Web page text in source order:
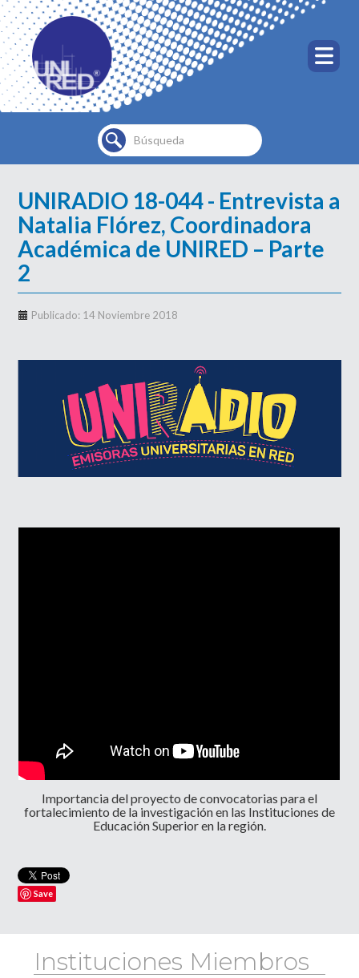
Buscar...
UNIRADIO 18-044 - Entrevista a
Natalia Flórez, Coordinadora
Académica de UNIRED – Parte
2
Publicado: 14 Noviembre 2018
Importancia del proyecto de convocatorias para el
fortalecimiento de la investigación en las Instituciones de
Educación Superior en la región.
Save
Instituciones Miembros